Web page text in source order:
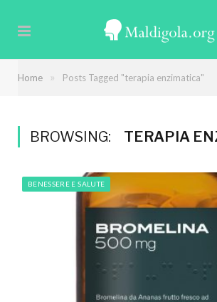
Home » Posts Tagged "terapia enzimatica"
BROWSING: TERAPIA
BENESSERE E SALUTE